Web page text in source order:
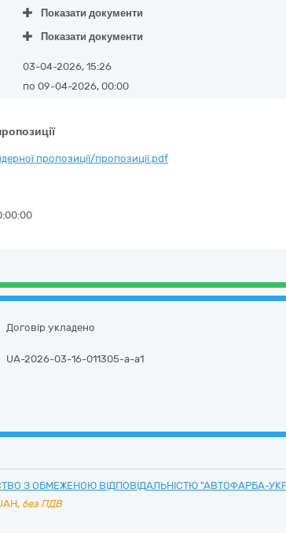
Показати документи
Показати документи
03-04-2026, 15:26
по 09-04-2026, 00:00
пропозиції/пропозиції.pdf
Договір укладено
UA-2026-03-16-011305-a-a1
З ОБМЕЖЕНОЮ ВІДПОВІДАЛЬНІСТЮ "АВТОФАРБА-
без ПДВ